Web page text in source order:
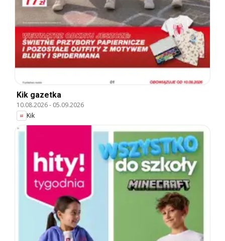
Kik gazetka
10.08.2026- 05.09.2026
Kik